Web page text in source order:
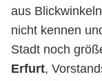
aus
nicht kennen
Stadt noch
Erfurt,